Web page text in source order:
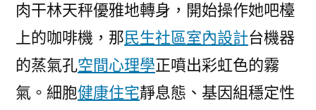
肉干林天秤優雅地轉身，開始操作她吧檯
上的咖啡機，那民生社區室內設計台機器
的蒸氣孔空間心理學正噴出彩虹色的霧
氣。細胞健康住宅靜息態、基因組穩定性